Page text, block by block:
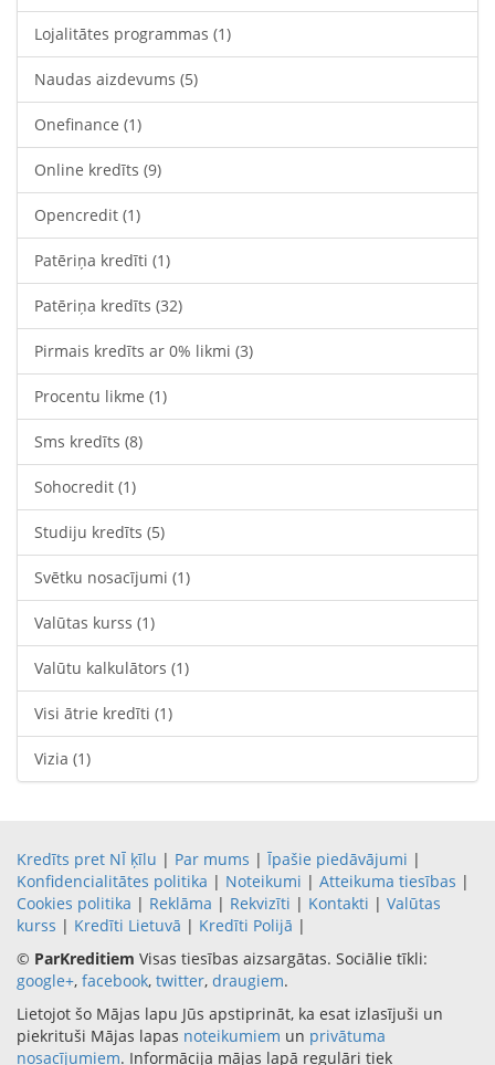
Lojalitātes programmas (1)
Naudas aizdevums (5)
Onefinance (1)
Online kredīts (9)
Opencredit (1)
Patēriņa kredīti (1)
Patēriņa kredīts (32)
Pirmais kredīts ar 0% likmi (3)
Procentu likme (1)
Sms kredīts (8)
Sohocredit (1)
Studiju kredīts (5)
Svētku nosacījumi (1)
Valūtas kurss (1)
Valūtu kalkulātors (1)
Visi ātrie kredīti (1)
Vizia (1)
Kredīts pret NĪ ķīlu | Par mums | Īpašie piedāvājumi |
Konfidencialitātes politika | Noteikumi | Atteikuma tiesības |
Cookies politika | Reklāma | Rekvizīti | Kontakti | Valūtas
kurss | Kredīti Lietuvā | Kredīti Polijā |
© ParKreditiem Visas tiesības aizsargātas. Sociālie tīkli:
google+, facebook, twitter, draugiem.
Lietojot šo Mājas lapu Jūs apstiprināt, ka esat izlasījuši un
piekrituši Mājas lapas noteikumiem un privātuma
nosacījumiem. Informācija mājas lapā regulāri tiek